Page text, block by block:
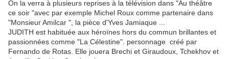
On la verra à plusieurs reprises à la télévision dans "Au théâtre
ce soir "avec par exemple Michel Roux comme partenaire dans
"Monsieur Amilcar ", la pièce d'Yves Jamiaque ...
JUDITH est habituée aux héroïnes hors du commun brillantes et
passionnées comme "La Célestine". personnage créé par
Fernando de Rotas. Elle jouera Brechi et Giraudoux, Tchekhov et